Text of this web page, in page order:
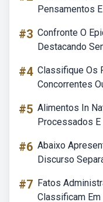
Pensamentos
#3 Confronte O
Destacando
#4 Classifique Os
Concorrentes
#5 Alimentos In
Processados
#6 Abaixo
Discurso
#7 Fatos
Classificam